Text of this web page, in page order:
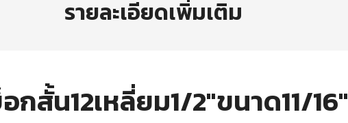
รายละเอียดเพิ่มเติม
กสั้น12เหลี่ยม1/2″ขนาด11/16″